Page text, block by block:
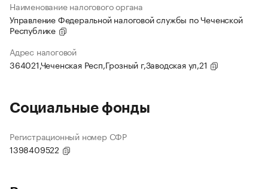
Наименование налогового органа
Управление Федеральной налоговой службы по Чеченской
Республике
Адрес налоговой
364021,Чеченская Респ,Грозный г,Заводская ул,21
Социальные фонды
Регистрационный номер СФР
1398409522